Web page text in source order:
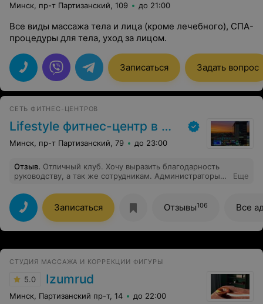
Минск, пр-т Партизанский, 109 до 21:00
Все виды массажа тела и лица (кроме лечебного), СПА-
процедуры для тела, уход за лицом.
Записаться Задать вопрос
СЕТЬ ФИТНЕС-ЦЕНТРОВ
Lifestyle фитнес-центр в Минске
Минск, пр-т Партизанский, 79 до 23:00
Отзыв. Отличный клуб. Хочу выразить благодарность
руководству, а так же сотрудникам. Администраторы
подскажут как правильно сделать то или иное
упражнение, если спросишь проконсультируют. Это
первый зал в котором не тренируют именно «качков»,
а в первую очень за умный подход к фитнесу.
Еще
Записаться Отзывы106 Все
СТУДИЯ МАССАЖА И КОРРЕКЦИИ ФИГУРЫ
5.0 Izumrud
Минск, Партизанский пр-т, 14 до 22:00